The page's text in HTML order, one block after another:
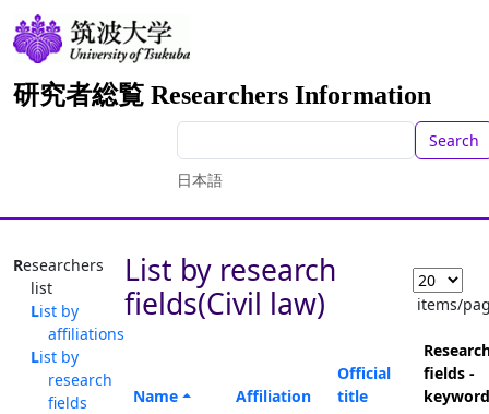
研究者総覧 Researchers Information
Search
日本語
Researchers
list
List by
affiliations
List by
research
fields
List by research
fields(Civil law)
items/
Name Affiliation
Official
title
fields -